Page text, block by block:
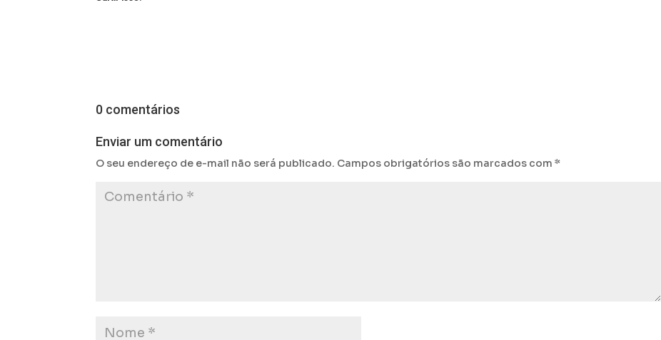
0 comentários
Enviar um comentário
O seu endereço de e-mail não será publicado. Campos obrigatórios são marcados com*